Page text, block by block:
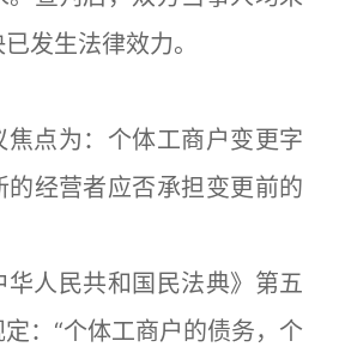
发生法律效力。
点为：个体工商户变更字
的经营者应否承担变更前的
人民共和国民法典》第五
：“个体工商户的债务，个